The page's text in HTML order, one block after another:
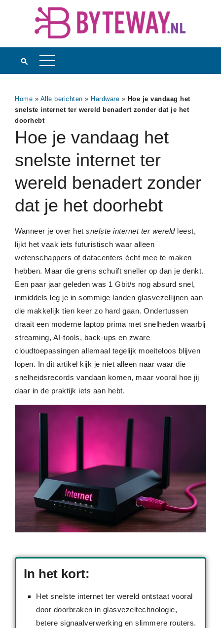
Home » Alle berichten » Hardware » Hoe je vandaag het
snelste internet ter wereld benadert zonder dat je het
doorhebt
Hoe je vandaag het
snelste internet ter
wereld benadert zonder
dat je het doorhebt
Wanneer je over het snelste internet ter wereldleest,
lijkt het vaak iets futuristisch waar alleen
wetenschappers of datacenters écht mee te maken
hebben. Maar die grens schuift sneller op dan je denkt.
Een paar jaar geleden was 1 Gbit/s nog absurd snel,
inmiddels leg je in sommige landen glasvezellijnen aan
die makkelijk tien keer zo hard gaan. Ondertussen
draait een moderne laptop prima met snelheden waarbij
streaming, AI-tools, back-ups en zware
cloudtoepassingen allemaal tegelijk moeiteloos blijven
lopen. In dit artikel kijk je niet alleen naar waar die
snelheidsrecords vandaan komen, maar vooral hoe jij
daar in de praktijk iets aan hebt.
In het kort:
Het snelste internet ter wereld ontstaat vooral
door doorbraken in glasvezeltechnologie,
betere signaalverwerking en slimmere routers.